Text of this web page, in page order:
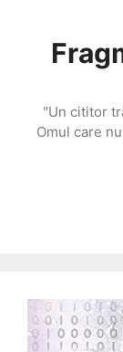
conținut
"Un cititor
Omul care